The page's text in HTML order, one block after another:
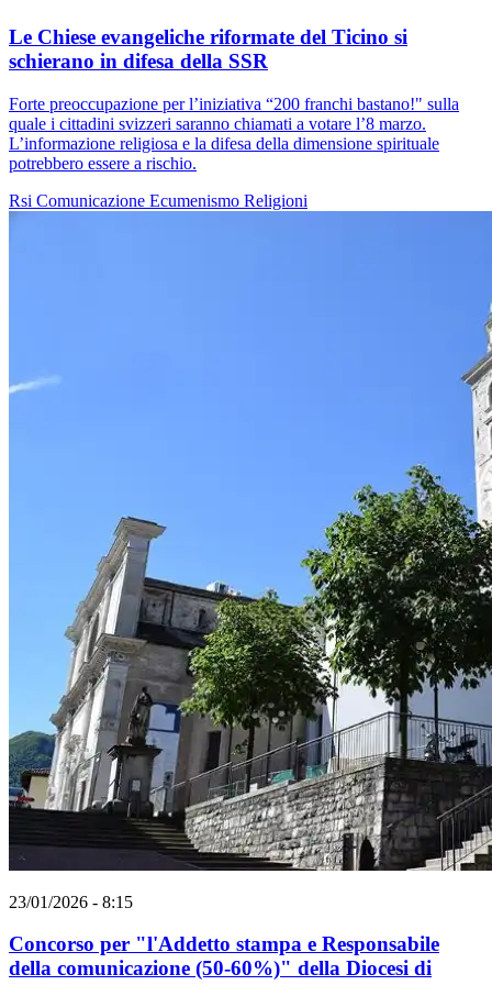
Le Chiese evangeliche riformate del Ticino si
schierano in difesa della SSR
Forte preoccupazione per l’iniziativa “200 franchi bastano!" sulla
quale i cittadini svizzeri saranno chiamati a votare l’8 marzo.
L’informazione religiosa e la difesa della dimensione spirituale
potrebbero essere a rischio.
Rsi Comunicazione Ecumenismo Religioni
23/01/2026 - 8:15
Concorso per "l'Addetto stampa e Responsabile
della comunicazione (50-60%)" della Diocesi di